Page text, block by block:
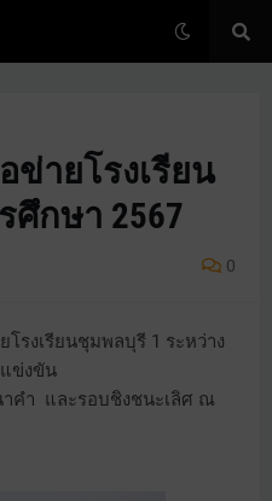
ข่ายโรงเรียน
กษา 2567
0
โรงเรียนชุมพลบุรี 1 ระหว่าง
แข่งขัน
คำ และรอบชิงชนะเลิศ ณ